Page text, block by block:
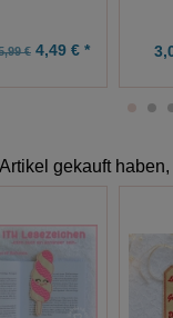
€4,49 € *
gekauft